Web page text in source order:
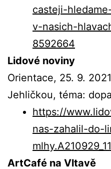
casteji-
v-nasich-
8592664
Lidové noviny
Orientace, 25. 9.
Jehličkou, téma:
https://
nas-zahalil-do-
ArtCafé na Vltavě